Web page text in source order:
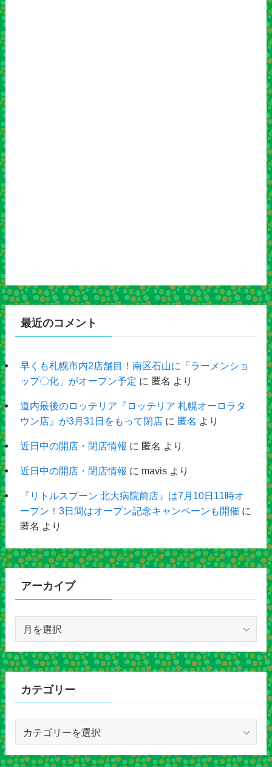
最近のコメント
早くも札幌市内2店舗目！南区石山に「ラーメンショ
ップ〇化」がオープン予定 に 匿名 より
道内最後のロッテリア『ロッテリア 札幌オーロラタ
ウン店』が3月31日をもって閉店に 匿名 より
近日中の開店・閉店情報 に 匿名 より
近日中の開店・閉店情報 に mavisより
『リトルスプーン 北大病院前店』は7月10日11時オ
ープン！3日間はオープン記念キャンペーンも開催 に
匿名 より
アーカイブ
カ
イ
カテゴリー
ゴ